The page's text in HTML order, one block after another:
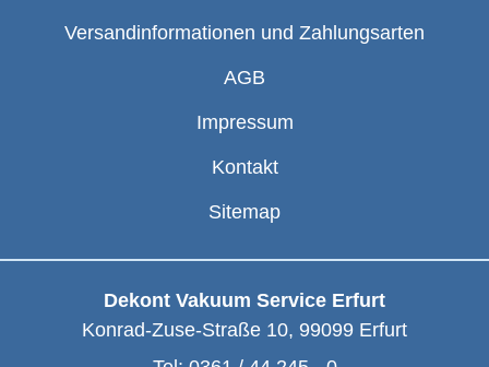
Versandinformationen und Zahlungsarten
AGB
Impressum
Kontakt
Sitemap
Dekont Vakuum Service Erfurt
Konrad-Zuse-Straße 10, 99099 Erfurt